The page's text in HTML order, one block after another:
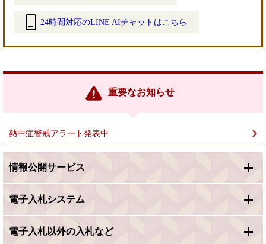
24時間対応のLINE AIチャットはこちら
リ
重要なお知らせ
熱中症警戒アラート発表中
情報公開サービス
電子入札システム
電子入札以外の入札など